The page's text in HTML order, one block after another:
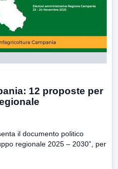
12 proposte per
il documento politico
regionale 2025 – 2030”, per